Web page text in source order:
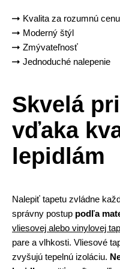
Kvalita za rozumnú cenu
Moderný štýl
Zmývateľnosť
Jednoduché nalepenie
Skvelá
vďaka
lepidlám
Nalepiť tapetu zvládne
správny postup podľa
vliesovej alebo vinylovej
pare a vlhkosti. Vliesové
zvyšujú tepelnú izoláciu.